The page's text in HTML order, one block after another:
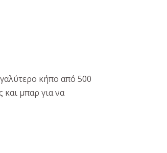
κήπο από 500
και μπαρ για να